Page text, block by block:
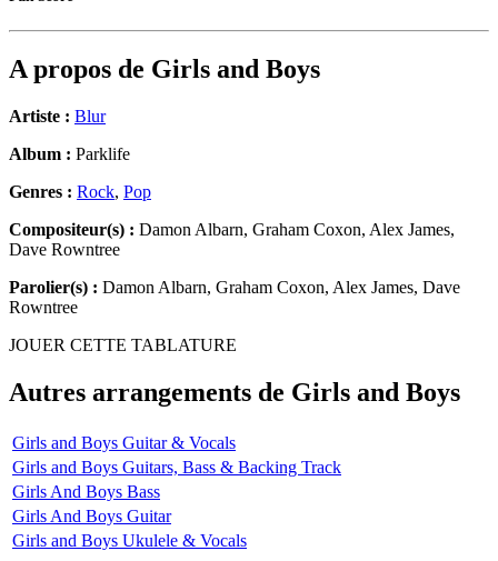
A propos de Girls and Boys
Artiste : Blur
Album : Parklife
Genres : Rock, Pop
Compositeur(s) : Damon Albarn, Graham Coxon, Alex James,
Dave Rowntree
Parolier(s) : Damon Albarn, Graham Coxon, Alex James, Dave
Rowntree
JOUER CETTE TABLATURE
Autres arrangements de Girls and Boys
Girls and Boys Guitar & Vocals
Girls and Boys Guitars, Bass & Backing Track
Girls And Boys Bass
Girls And Boys Guitar
Girls and Boys Ukulele & Vocals